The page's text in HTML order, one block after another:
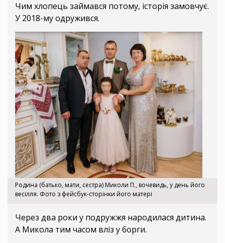
Чим хлопець займався потому, історія замовчує.
У 2018-му одружився.
Родина (батько, мати, сестра) Миколи П., вочевидь, у день його
весілля. Фото з фейсбук-сторінки його матері
Через два роки у подружжя народилася дитина.
А Микола тим часом вліз у борги.